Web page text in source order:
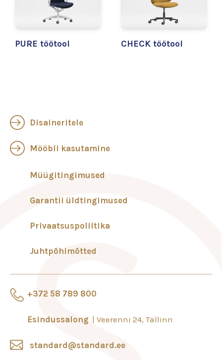
PURE töötool CHECK töötool
+372 58 789 800
Esindussalong Veerenni 24, Tallinn
standard@standard.ee
Disaineritele
Mööbli kasutamine
Müügitingimused
Garantii üldtingimused
Privaatsuspoliitika
Juhtpõhimõtted